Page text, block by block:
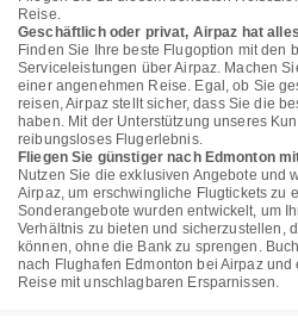
Reise.
Geschäftlich oder privat, Airpaz hat
Finden Sie Ihre beste Flugoption mit den
Serviceleistungen über Airpaz. Machen
einer angenehmen Reise. Egal, ob Sie
reisen, Airpaz stellt sicher, dass Sie die
haben. Mit der Unterstützung unseres
reibungsloses Flugerlebnis.
Fliegen Sie günstiger nach Edmonton
Nutzen Sie die exklusiven Angebote und
Airpaz, um erschwingliche Flugtickets zu
Sonderangebote wurden entwickelt, um
Verhältnis zu bieten und sicherzustellen,
können, ohne die Bank zu sprengen.
nach Flughafen Edmonton bei Airpaz
Reise mit unschlagbaren Ersparnissen.